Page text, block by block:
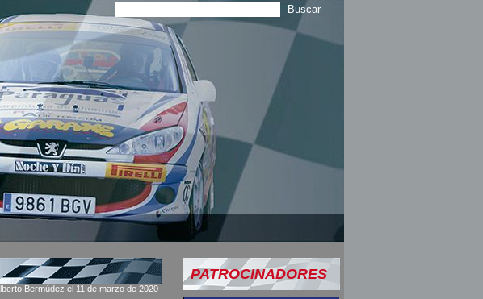
Bermúdez el 11 de marzo de 2020
PATROCINADORES